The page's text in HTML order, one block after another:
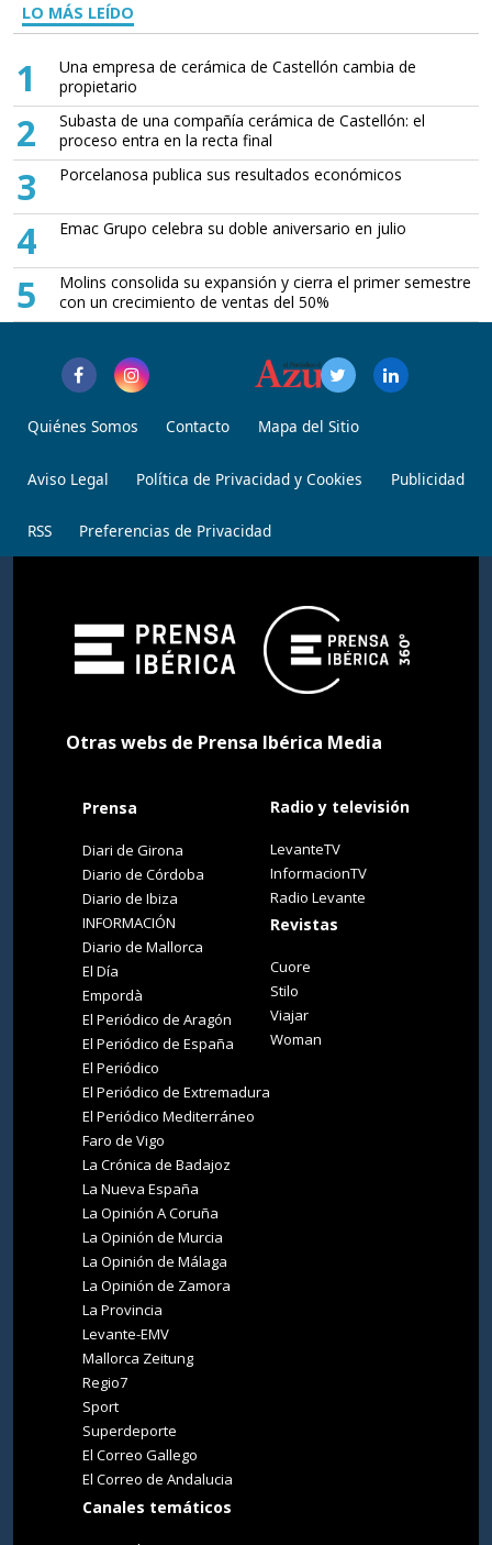
LO MÁS LEÍDO
1
Una empresa de cerámica de Castellón cambia de
propietario
2
Subasta de una compañía cerámica de Castellón: el
proceso entra en la recta final
3 Porcelanosa publica sus resultados económicos
4 Emac Grupo celebra su doble aniversario en julio
5
Molins consolida su expansión y cierra el primer semestre
con un crecimiento de ventas del 50%
Quiénes Somos Contacto Mapa del Sitio
Aviso Legal Política de Privacidad y Cookies Publicidad
RSS Preferencias de Privacidad
Otras webs de Prensa Ibérica Media
Prensa
Diari de Girona
Diario de Córdoba
Diario de Ibiza
INFORMACIÓN
Diario de Mallorca
El Día
Empordà
El Periódico de Aragón
El Periódico de España
El Periódico
El Periódico de Extremadura
El Periódico Mediterráneo
Faro de Vigo
La Crónica de Badajoz
La Nueva España
La Opinión A Coruña
La Opinión de Murcia
La Opinión de Málaga
La Opinión de Zamora
La Provincia
Levante-EMV
Mallorca Zeitung
Regio7
Sport
Superdeporte
El Correo Gallego
El Correo de Andalucia
Canales temáticos
Radio y televisión
LevanteTV
InformacionTV
Radio Levante
Revistas
Cuore
Stilo
Viajar
Woman